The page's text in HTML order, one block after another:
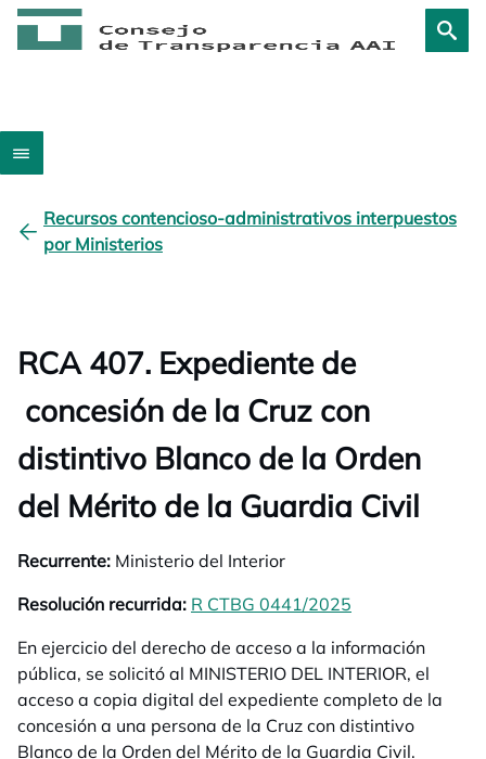
Recursos contencioso-administrativos interpuestos
por Ministerios
RCA 407. Expediente de
concesión de la Cruz con
distintivo Blanco de la Orden
del Mérito de la Guardia Civil
Recurrente: Ministerio del Interior
Resolución recurrida: R CTBG 0441/2025
En ejercicio del derecho de acceso a la información
pública, se solicitó al MINISTERIO DEL INTERIOR, el
acceso a copia digital del expediente completo de la
concesión a una persona de la Cruz con distintivo
Blanco de la Orden del Mérito de la Guardia Civil.